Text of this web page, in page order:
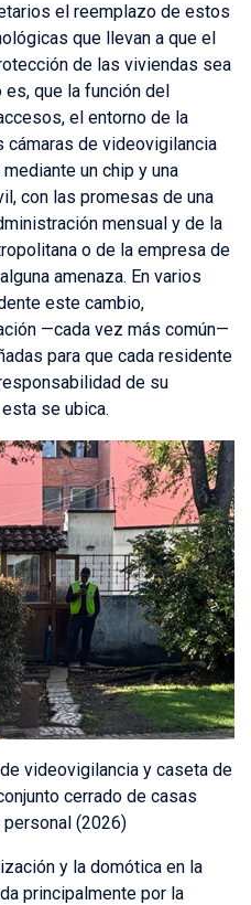
el reemplazo de estos
que llevan a que el
de las viviendas sea
que la función del
el entorno de la
de videovigilancia
un chip y una
con las promesas de una
mensual y de la
o de la empresa de
amenaza. En varios
este cambio,
—cada vez más común—
para que cada residente
de su
se ubica.
videovigilancia y caseta de
cerrado de casas
personal (2026)
y la domótica en la
principalmente por la